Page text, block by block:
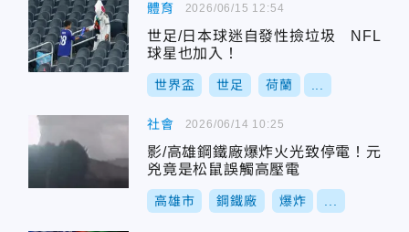
體育
世足/日本球迷自發性撿垃圾 NFL
球星也加入！
世界盃 世足 荷蘭
2026/06/15 12:54
社會
影/高雄鋼鐵廠爆炸火光致停電！元
兇竟是松鼠誤觸高壓電
高雄市 鋼鐵廠 爆炸
2026/06/14 10:25